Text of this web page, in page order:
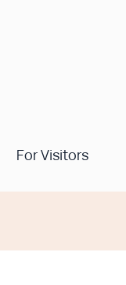
For Visitors